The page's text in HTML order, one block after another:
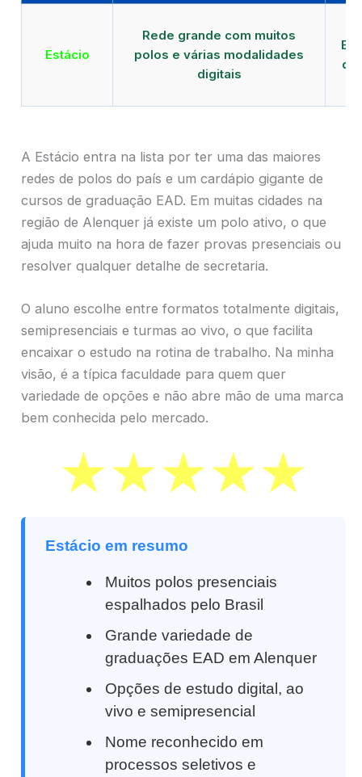
Estácio
Rede grande com muitos
polos e várias modalidades
digitais
de
A Estácio entra na lista por ter uma das maiores
redes de polos do país e um cardápio gigante de
cursos de graduação EAD. Em muitas cidades na
região de Alenquer já existe um polo ativo, o que
ajuda muito na hora de fazer provas presenciais ou
resolver qualquer detalhe de secretaria.
O aluno escolhe entre formatos totalmente digitais,
semipresenciais e turmas ao vivo, o que facilita
encaixar o estudo na rotina de trabalho. Na minha
visão, é a típica faculdade para quem quer
variedade de opções e não abre mão de uma marca
bem conhecida pelo mercado.
Estácio em resumo
Muitos polos presenciais
espalhados pelo Brasil
Grande variedade de
graduações EAD em Alenquer
Opções de estudo digital, ao
vivo e semipresencial
Nome reconhecido em
processos seletivos e